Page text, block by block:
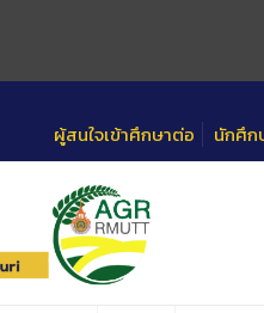
ผู้สนใจเข้าศึกษาต่อ นักศึก